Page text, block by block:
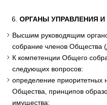
ОРГАНЫ УПРАВЛЕНИЯ
Высшим руководящим
собрание членов Общества
К компетенции Общего
следующих вопросов:
определение приоритетных
Общества, принципов
имущества;